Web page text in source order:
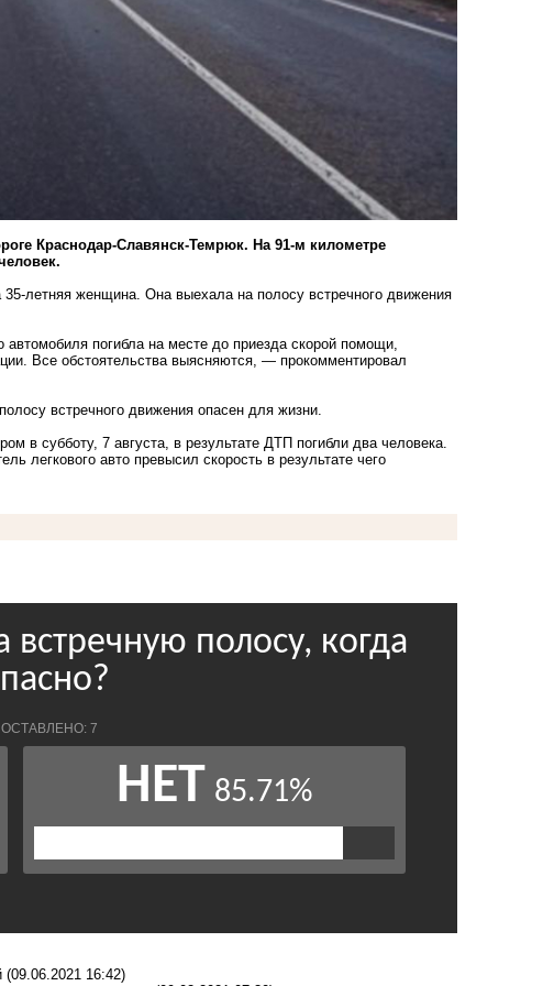
Краснодар-Славянск-Темрюк. На 91-м километре
летняя женщина. Она выехала на полосу встречного движения
погибла на месте до приезда скорой помощи,
Все обстоятельства выясняются, — прокомментировал
встречного движения опасен для жизни.
в субботу, 7 августа, в результате ДТП погибли два человека.
легкового авто превысил скорость в результате чего
(09.06.2021 16:42)